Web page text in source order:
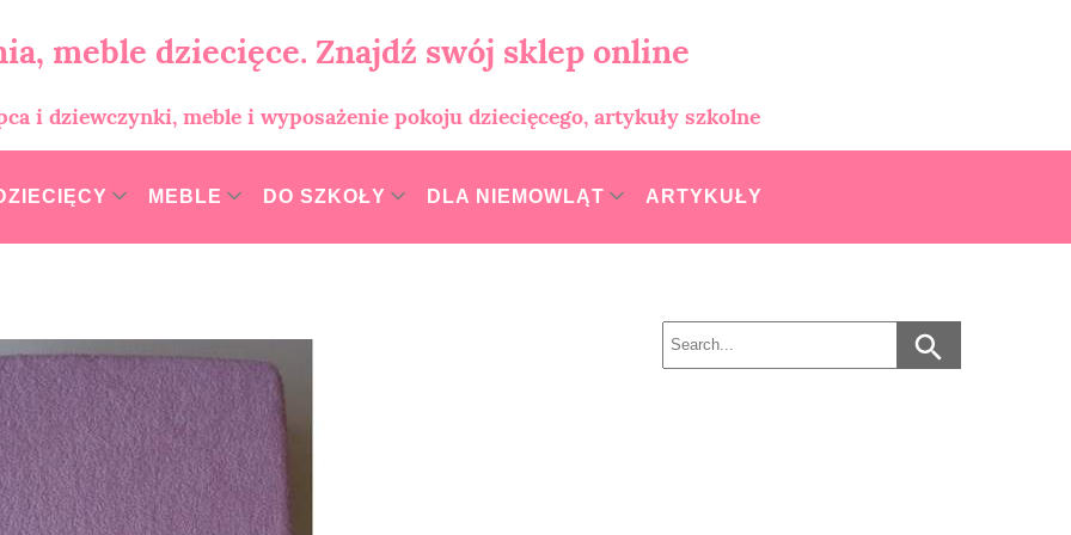
meble dziecięce. Znajdź swój sklep online
i dziewczynki, meble i wyposażenie pokoju dziecięcego, artykuły szkolne
MEBLE DO SZKOŁY DLA NIEMOWLĄT ARTYKUŁY